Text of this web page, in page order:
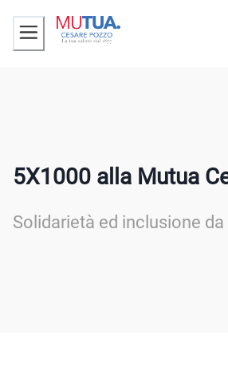
5X1000 alla Mutua
Solidarietà ed inclusione da